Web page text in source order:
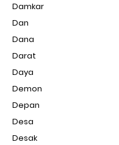
Damkar
Dan
Dana
Darat
Daya
Demon
Depan
Desa
Desak